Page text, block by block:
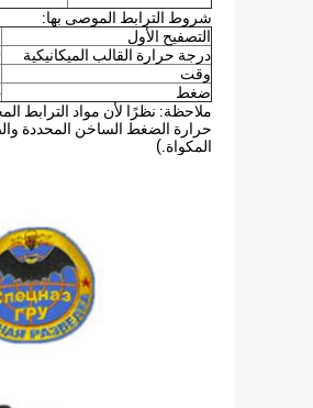
شروط الترابط الموصى بها:
التصفيح الأول
درجة حرارة القالب الميكانيكية
وقت
ضغط
ملاحظة: نظرًا لأن مواد الترابط
حرارة الضغط الساخن المحددة
المكواة.)